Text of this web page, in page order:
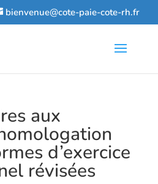
bienvenue@cote-paie-cote-rh.fr
aux
d’exercice
révisées